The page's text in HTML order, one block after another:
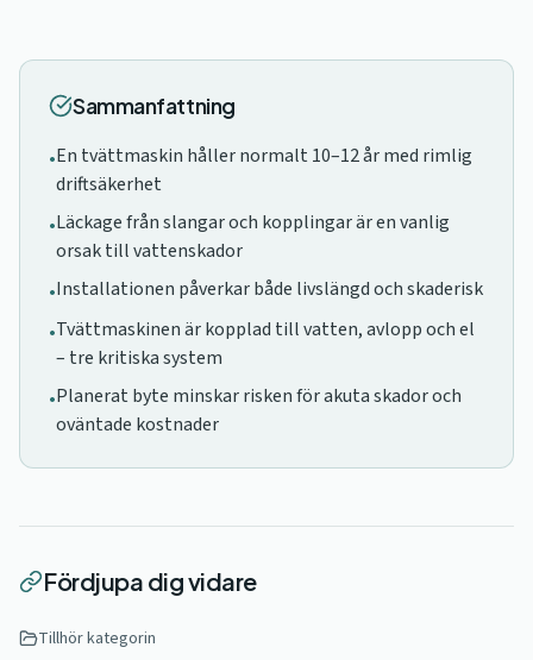
Sammanfattning
•En tvättmaskin håller normalt 10–12 år med rimlig
driftsäkerhet
•Läckage från slangar och kopplingar är en vanlig
orsak till vattenskador
•Installationen påverkar både livslängd och skaderisk
•Tvättmaskinen är kopplad till vatten, avlopp och el
– tre kritiska system
•Planerat byte minskar risken för akuta skador och
oväntade kostnader
Fördjupa dig vidare
Tillhör kategorin